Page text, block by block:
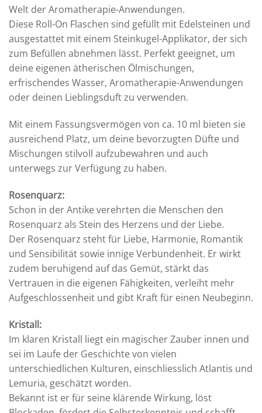
Welt der Aromatherapie-Anwendungen.
Diese Roll-On Flaschen sind gefüllt mit Edelsteinen und
ausgestattet mit einem Steinkugel-Applikator, der sich
zum Befüllen abnehmen lässt. Perfekt geeignet, um
deine eigenen ätherischen Ölmischungen,
erfrischendes Wasser, Aromatherapie-Anwendungen
oder deinen Lieblingsduft zu verwenden.
Mit einem Fassungsvermögen von ca. 10 ml bieten sie
ausreichend Platz, um deine bevorzugten Düfte und
Mischungen stilvoll aufzubewahren und auch
unterwegs zur Verfügung zu haben.
Rosenquarz:
Schon in der Antike verehrten die Menschen den
Rosenquarz als Stein des Herzens und der Liebe.
Der Rosenquarz steht für Liebe, Harmonie, Romantik
und Sensibilität sowie innige Verbundenheit. Er wirkt
zudem beruhigend auf das Gemüt, stärkt das
Vertrauen in die eigenen Fähigkeiten, verleiht mehr
Aufgeschlossenheit und gibt Kraft für einen Neubeginn.
Kristall:
Im klaren Kristall liegt ein magischer Zauber innen und
sei im Laufe der Geschichte von vielen
unterschiedlichen Kulturen, einschliesslich Atlantis und
Lemuria, geschätzt worden.
Bekannt ist er für seine klärende Wirkung, löst